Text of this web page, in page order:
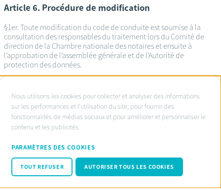
Article 6. Procédure de modification
§1er. Toute modification du code de conduite est soumise à la
consultation des responsables du traitement lors du Comité de
direction de la Chambre nationale des notaires et ensuite à
l’approbation de l’assemblée générale et de l’Autorité de
protection des données.
Service d’ombudsman agréé:
www.ombudsnotaire.be
Privacy Policy notaire.be
Cookie policy
Code de conduite RGPD
© Fednot 2026
À
propos
des
cookies
sur
ce
site
Nous utilisons les cookies pour collecter et analyser des informations
sur les performances et l'utilisation du site, pour fournir des
fonctionnalités de médias sociaux et pour améliorer et personnaliser le
contenu et les publicités.
PARAMÈTRES DES COOKIES
TOUT REFUSER AUTORISER TOUS LES COOKIES